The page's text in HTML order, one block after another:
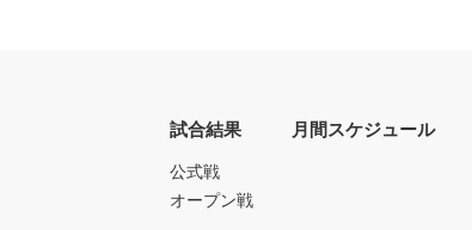
試合結果
公式戦
オープン戦
月間スケジュール